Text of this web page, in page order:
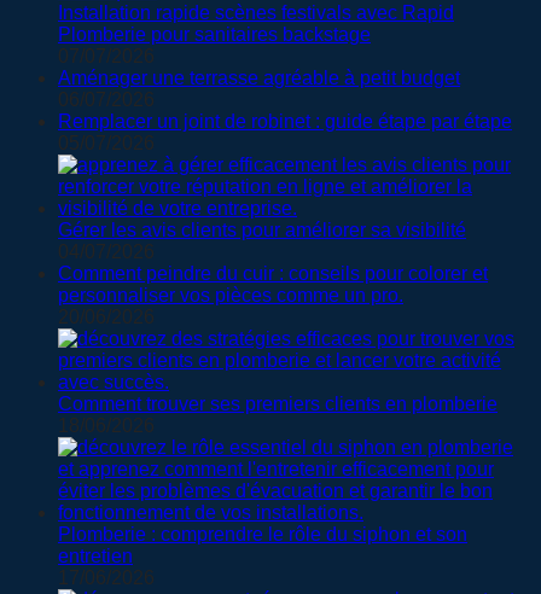
Installation rapide scènes festivals avec Rapid
Plomberie pour sanitaires backstage
07/07/2026
Aménager une terrasse agréable à petit budget
06/07/2026
Remplacer un joint de robinet : guide étape par étape
05/07/2026
Gérer les avis clients pour améliorer sa visibilité
04/07/2026
Comment peindre du cuir : conseils pour colorer et
personnaliser vos pièces comme un pro.
20/06/2026
Comment trouver ses premiers clients en plomberie
18/06/2026
Plomberie : comprendre le rôle du siphon et son
entretien
17/06/2026